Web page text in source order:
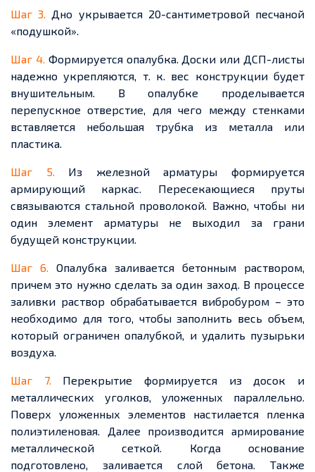
Шаг 3. Дно укрывается 20-сантиметровой песчаной
«подушкой».
Шаг 4. Формируется опалубка. Доски или ДСП-листы
надежно укрепляются, т. к. вес конструкции будет
внушительным. В опалубке проделывается
перепускное отверстие, для чего между стенками
вставляется небольшая трубка из металла или
пластика.
Шаг 5. Из железной арматуры формируется
армирующий каркас. Пересекающиеся пруты
связываются стальной проволокой. Важно, чтобы ни
один элемент арматуры не выходил за грани
будущей конструкции.
Шаг 6. Опалубка заливается бетонным раствором,
причем это нужно сделать за один заход. В процессе
заливки раствор обрабатывается вибробуром – это
необходимо для того, чтобы заполнить весь объем,
который ограничен опалубкой, и удалить пузырьки
воздуха.
Шаг 7. Перекрытие формируется из досок и
металлических уголков, уложенных параллельно.
Поверх уложенных элементов настилается пленка
полиэтиленовая. Далее производится армирование
металлической сеткой. Когда основание
подготовлено, заливается слой бетона. Также